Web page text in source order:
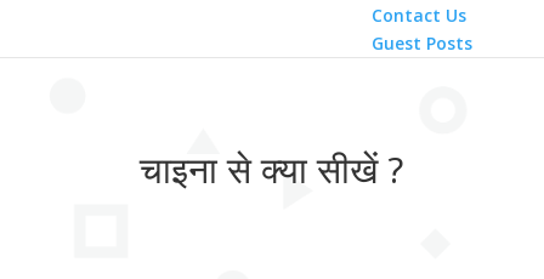
Contact Us
Guest Posts
चाइना से क्या सीखें ?